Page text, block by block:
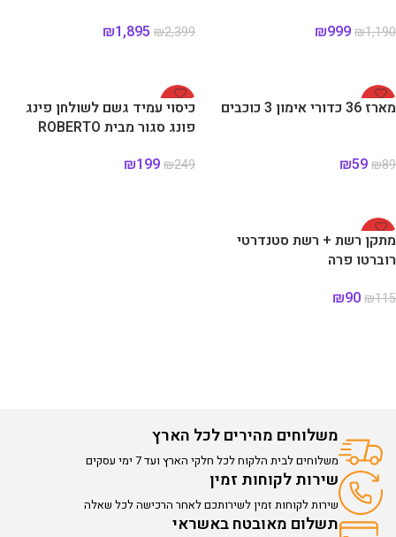
₪1,190
₪999
₪2,399
₪1,895
-34%
מארז 36 כדורי אימון 3 כוכבים
₪89
₪59
-20%
כיסוי עמיד גשם לשולחן פינג
פונג סגור מבית ROBERTO
₪249
₪199
-22%
מתקן רשת + רשת סטנדרטי
רוברטו פרה
₪115
₪90
משלוחים מהירים לכל הארץ
משלוחים לבית הלקוח לכל חלקי הארץ ועד 7 ימי עסקים
שירות לקוחות זמין
שירות לקוחות זמין לשירותכם לאחר הרכישה לכל שאלה
תשלום מאובטח באשראי